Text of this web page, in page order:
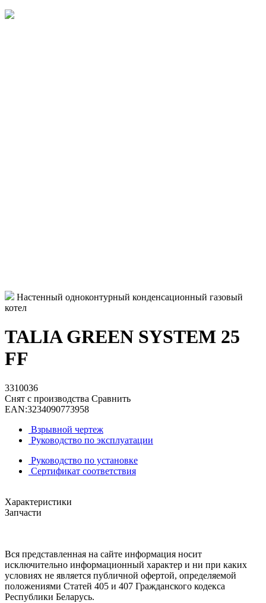
Настенный одноконтурный конденсационный газовый
котел
TALIA GREEN SYSTEM 25
FF
3310036
Снят с производства Сравнить
EAN:3234090773958
Взрывной чертеж
Руководство по эксплуатации
Руководство по установке
Сертификат соответствия
Характеристики
Запчасти
Вся представленная на сайте информация носит
исключительно информационный характер и ни при каких
условиях не является публичной офертой, определяемой
положениями Статей 405 и 407 Гражданского кодекса
Республики Беларусь.